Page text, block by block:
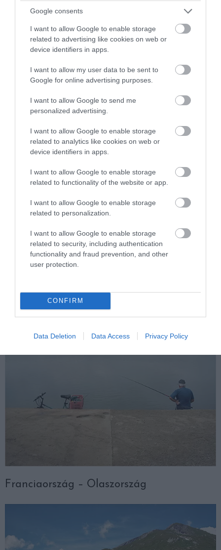
Google consents
I want to allow Google to enable storage
related to advertising like cookies on web or
device identifiers in apps.
I want to allow my user data to be sent to
Google for online advertising purposes.
I want to allow Google to send me
personalized advertising.
I want to allow Google to enable storage
related to analytics like cookies on web or
device identifiers in apps.
I want to allow Google to enable storage
related to functionality of the website or app.
I want to allow Google to enable storage
related to personalization.
I want to allow Google to enable storage
related to security, including authentication
functionality and fraud prevention, and other
user protection.
CONFIRM
Data Deletion Data Access Privacy Policy
Bulgária – Románia
Franciaország – Olaszország